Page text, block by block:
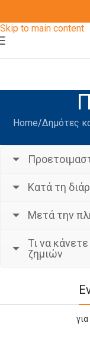
Skip to main content
Home Δημότες
Κατά τη
Μετά την
Τι να
ζημιών